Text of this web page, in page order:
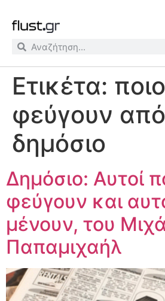
Ετικέτα:
φεύγουν
δημόσιο
Δημόσιο: Αυτοί
φεύγουν και
μένουν, του
Παπαμιχαήλ